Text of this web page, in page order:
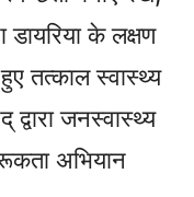
के लक्षण
तत्काल स्वास्थ्य
जनस्वास्थ्य
अभियान